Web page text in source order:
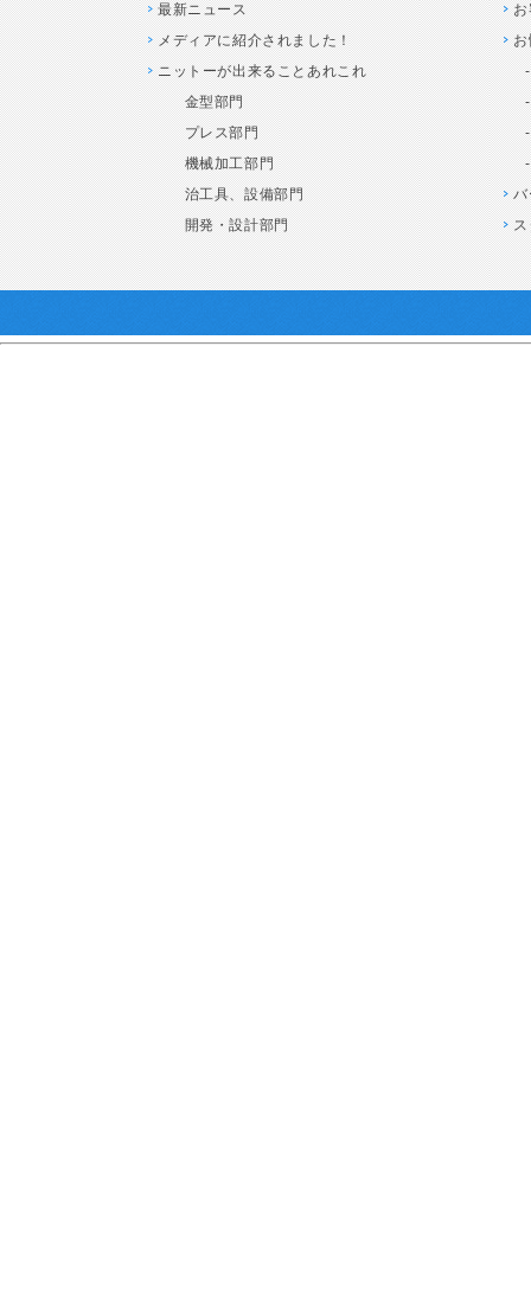
最新ニュース
メディアに紹介されました！
ニットーが出来ることあれこれ
金型部門
プレス部門
機械加工部門
治工具、設備部門
開発・設計部門
お
お
バ
ス